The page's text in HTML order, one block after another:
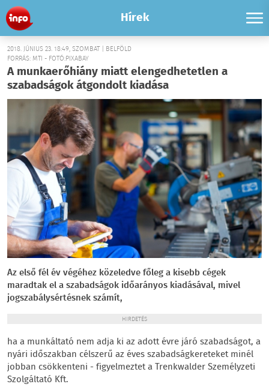
Hírek
2018. JÚNIUS 23. 18:49, SZOMBAT | BELFÖLD
FORRÁS: MTI - FOTÓ:PIXABAY
A munkaerőhiány miatt elengedhetetlen a
szabadságok átgondolt kiadása
Az első fél év végéhez közeledve főleg a kisebb cégek
maradtak el a szabadságok időarányos kiadásával, mivel
jogszabálysértésnek számít,
HIRDETÉS
ha a munkáltató nem adja ki az adott évre járó szabadságot, a
nyári időszakban célszerű az éves szabadságkereteket minél
jobban csökkenteni - figyelmeztet a Trenkwalder Személyzeti
Szolgáltató Kft.